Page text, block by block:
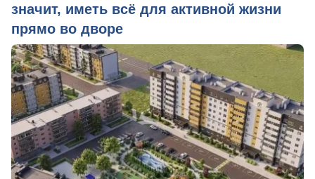
значит, иметь всё для активной жизни
прямо во дворе